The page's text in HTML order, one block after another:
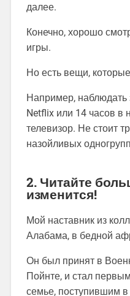
далее.
Конечно, хорошо
игры.
Но есть вещи,
Например,
Netflix или 14 часов в
телевизор. Не стоит
назойливых
2. Читайте
изменится!
Мой наставник из
Алабама, в бедной
Он был принят в
Пойнте, и стал
семье, поступившим